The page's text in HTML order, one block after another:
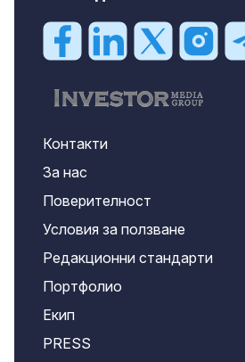
Контакти
За нас
Поверителност
Условия за ползване
Редакционни стандарти
Портфолио
Екип
PRESS